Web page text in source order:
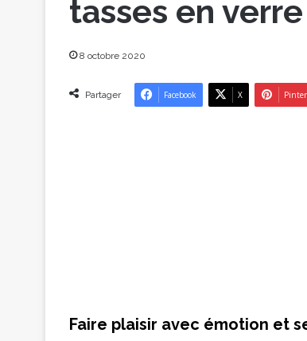
tasses en
8 octobre 2020
Partager Facebook X
Faire plaisir avec émotion et